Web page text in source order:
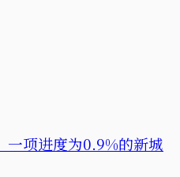
项进度为0.9%的新城